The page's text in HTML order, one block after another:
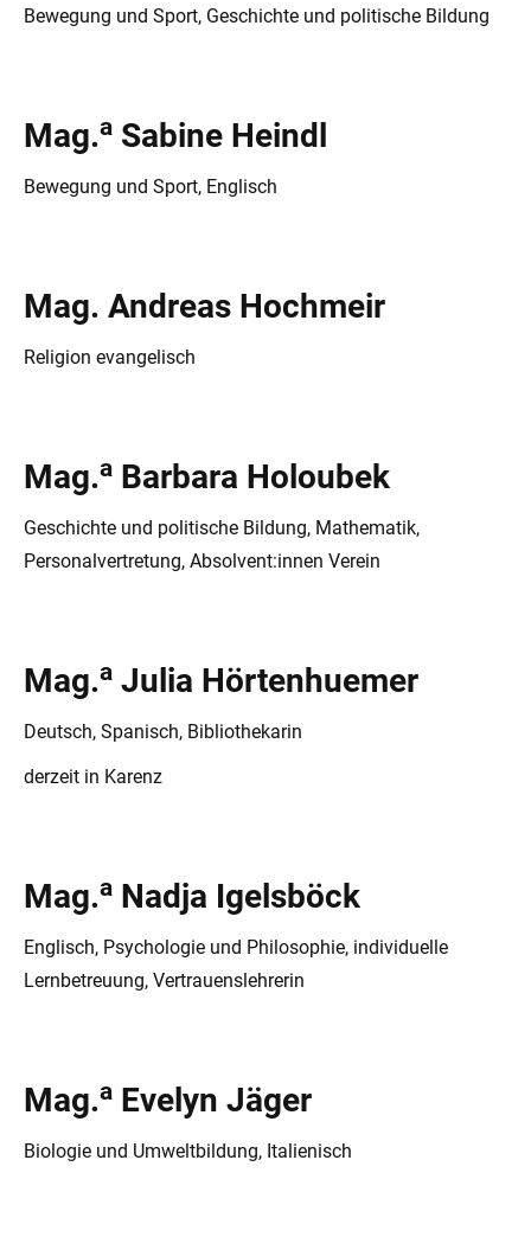
Bewegung und Sport, Geschichte und politische Bildung
Mag.a Sabine Heindl
Bewegung und Sport, Englisch
Mag. Andreas Hochmeir
Religion evangelisch
Mag.a Barbara Holoubek
Geschichte und politische Bildung, Mathematik,
Personalvertretung, Absolvent:innen Verein
Mag.a Julia Hörtenhuemer
Deutsch, Spanisch, Bibliothekarin
derzeit in Karenz
Mag.a Nadja Igelsböck
Englisch, Psychologie und Philosophie, individuelle
Lernbetreuung, Vertrauenslehrerin
Mag.a Evelyn Jäger
Biologie und Umweltbildung, Italienisch